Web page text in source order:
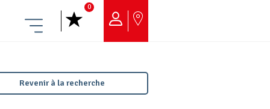
0
Revenir à la recherche